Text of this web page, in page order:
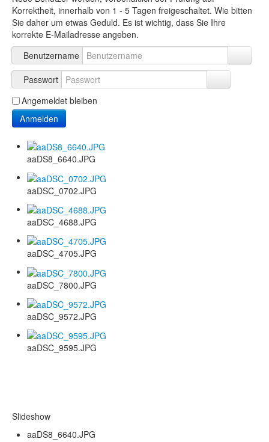
Korrektheit, innerhalb von 1 - 5 Tagen freigeschaltet. Wie bitten
Sie daher um etwas Geduld. Es ist wichtig, dass Sie Ihre
korrekte E-Mailadresse angeben.
Benutzername
Passwort
Angemeldet bleiben
Anmelden
aaDS8_6640.JPG
aaDSC_0702.JPG
aaDSC_4688.JPG
aaDSC_4705.JPG
aaDSC_7800.JPG
aaDSC_9572.JPG
aaDSC_9595.JPG
Slideshow
aaDS8_6640.JPG